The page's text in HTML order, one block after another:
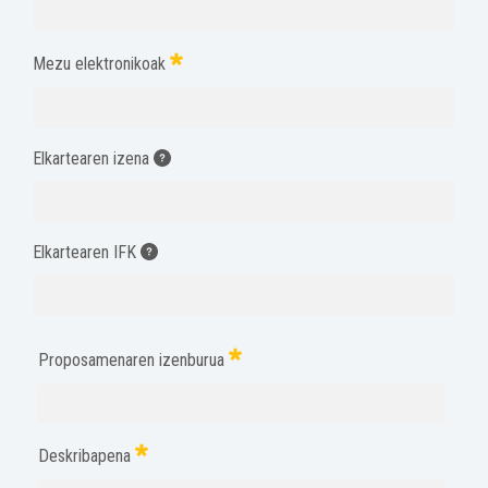
Mezu elektronikoak
Elkartearen izena
Elkartearen IFK
Proposamenaren izenburua
Deskribapena